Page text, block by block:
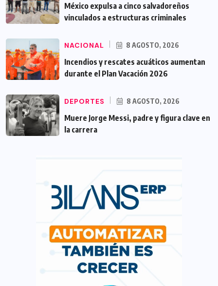
México expulsa a cinco salvadoreños
vinculados a estructuras criminales
NACIONAL 8 AGOSTO, 2026
Incendios y rescates acuáticos aumentan
durante el Plan Vacación 2026
DEPORTES 8 AGOSTO, 2026
Muere Jorge Messi, padre y figura clave en
la carrera